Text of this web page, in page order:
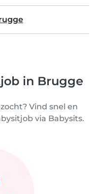
in Brugge
Vind snel en
via Babysits.